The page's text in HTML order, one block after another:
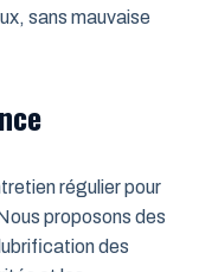
sans mauvaise
régulier pour
proposons des
des